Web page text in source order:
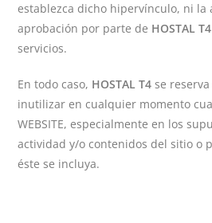
establezca dicho hipervínculo, ni la
aprobación por parte de HOSTAL T4
servicios.
En todo caso, HOSTAL T4 se
inutilizar en cualquier momento
WEBSITE, especialmente en los
actividad y/o contenidos del sitio o
éste se incluya.